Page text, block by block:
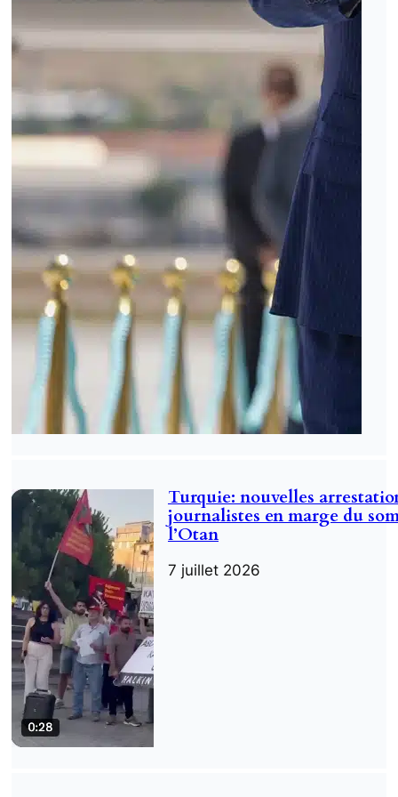
Turquie: nouvelles
journalistes en marge du
l’Otan
7 juillet 2026